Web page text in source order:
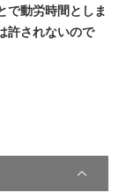
で動労時間としま
許されないので